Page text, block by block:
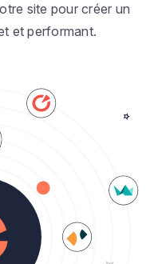
site pour créer un
et performant.